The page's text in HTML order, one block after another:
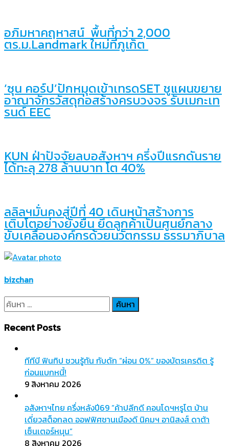
อภิมหาคฤหาสน์ พื้นที่กว่า 2,000
ตร.ม.Landmark ใหม่ที่ภูเก็ต
‘ซุน คอร์ป’ปักหมุดเข้าเทรดSET ชูแผนขยาย
อาณาจักรวัสดุก่อสร้างครบวงจร รับเมกะเท
รนด์ EEC
KUN ฝ่าปัจจัยลบอสังหาฯ ครึ่งปีแรกดันราย
ได้ทะลุ 278 ล้านบาท โต 40%
ลลิลฯมั่นคงสู่ปีที่ 40 เดินหน้าสร้างการ
เติบโตอย่างยั่งยืน ยึดลูกค้าเป็นศูนย์กลาง
ขับเคลื่อนองค์กรด้วยนวัตกรรม ธรรมาภิบาล
bizchan
ค้นหา
สำหรับ:
Recent Posts
ทีทีบี ฟินทิป ชวนรู้ทัน กับดัก “ผ่อน 0%” ของบัตรเครดิต รู้
ก่อนแบกหนี้!
9 สิงหาคม 2026
อสังหาฯไทย ครึ่งหลังปี69 “ค้าปลีกดี คอนโดฯหรูโต บ้าน
เดี่ยวสต็อกลด ออฟฟิศชานเมืองดี นิคมฯ อานิสงส์ ดาต้า
เซ็นเตอร์หนุน”
8 สิงหาคม 2026